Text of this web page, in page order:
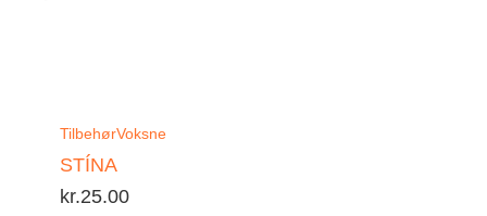
TilbehørVoksne
STÍNA
kr.25.00